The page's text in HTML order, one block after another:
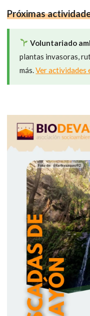
Próximas
Voluntariado
plantas invasoras,
más.Ver actividades